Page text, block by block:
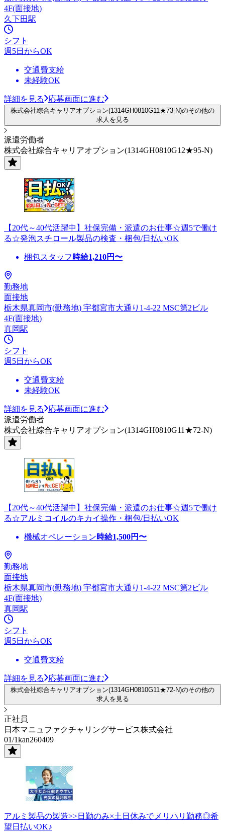
4F(面接地)
久下田駅
シフト
週5日からOK
交通費支給
未経験OK
詳細を見る 応募画面に進む
株式会社綜合キャリアオプション(1314GH0810G11★73-N)のその他の
求人を見る
派遣労働者
株式会社綜合キャリアオプション(1314GH0810G12★95-N)
【20代～40代活躍中】社保完備・派遣のお仕事☆週5で働け
る☆発泡スチロール製品の検査・梱包/日払いOK
梱包スタッフ 時給1,210円〜
勤務地
面接地
栃木県真岡市(勤務地) 宇都宮市大通り1-4-22 MSC第2ビル
4F(面接地)
真岡駅
シフト
週5日からOK
交通費支給
未経験OK
詳細を見る
応募画面に進む
派遣労働者
株式会社綜合キャリアオプション(1314GH0810G11★72-N)
【20代～40代活躍中】社保完備・派遣のお仕事☆週5で働け
る☆アルミコイルのキカイ操作・梱包/日払いOK
機械オペレーション時給1,500円〜
勤務地
面接地
栃木県真岡市(勤務地) 宇都宮市大通り1-4-22 MSC第2ビル
4F(面接地)
真岡駅
シフト
週5日からOK
交通費支給
詳細を見る 応募画面に進む
株式会社綜合キャリアオプション(1314GH0810G11★72-N)のその他の
求人を見る
正社員
日本マニュファクチャリングサービス株式会社
01/1kan260409
アルミ製品の製造>>日勤のみ×土日休みでメリハリ勤務◎希
望日払いOK♪